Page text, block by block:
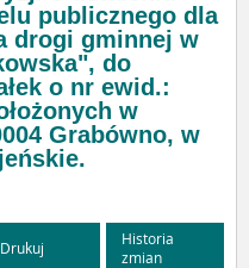
publicznego dla
drogi gminnej w
do
o nr ewid.:
w
Grabówno, w
Drukuj
Historia
zmian